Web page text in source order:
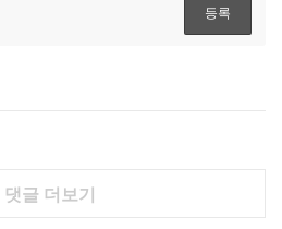
댓글 더보기